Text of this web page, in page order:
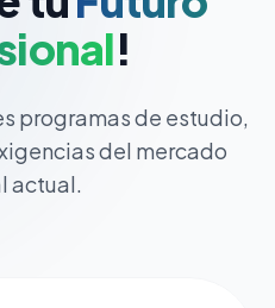
!
programas de estudio,
del mercado
actual.